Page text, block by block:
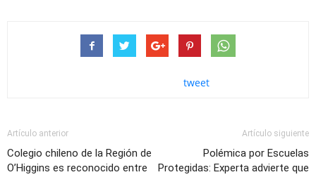
tweet
Artículo anterior
Colegio chileno de la Región de
O’Higgins es reconocido entre
Artículo siguiente
Polémica por Escuelas
Protegidas: Experta advierte que